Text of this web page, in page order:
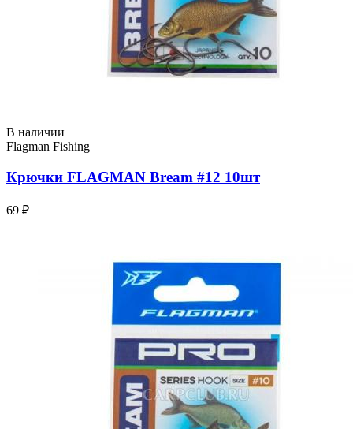
В наличии
Flagman Fishing
Крючки FLAGMAN Bream #12 10шт
69 ₽